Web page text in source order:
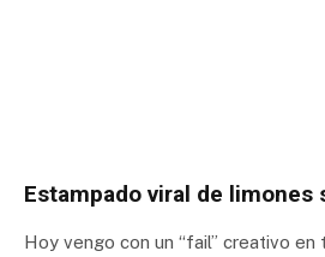
Estampado viral de limones
Hoy vengo con un “fail” creativo en